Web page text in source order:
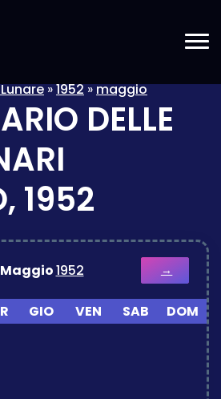
»1952»maggio
DELLE
1952
Maggio1952 →
GIO VEN SAB DOM